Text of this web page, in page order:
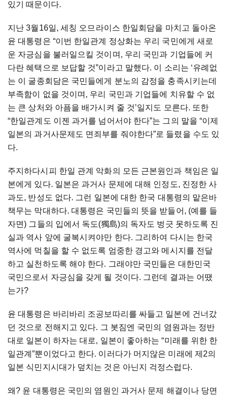
있기 때문이다.
지난 3월16일, 세칭 오므라이스 한일회담을 마치고 돌아온
윤 대통령은 “이번 한일관계 정상화는 우리 국민에게 새로
운 자긍심을 불러일으킬 것이며, 우리 국민과 기업들에 커
다란 혜택으로 보답할 것”이라고 말했다. 이 소리는 ‘유례없
는 이 굴종회담은 국민들에게 분노의 감정을 충족시키는데
부족함이 없을 것이며, 우리 국민과 기업들에 치유할 수 없
는 큰 상처와 아픔을 배가시켜 줄 것’일지도 모른다. 또한
“한일관계도 이젠 과거를 넘어서야 한다”는 그의 말을 “이제
일본의 과거사문제도 면죄부를 줘야한다”로 들렸을 수도 있
다.
주지하다시피 한일 관계 악화의 모든 근본원인과 책임은 일
본에게 있다. 일본은 과거사 문제에 대해 인정도, 진정한 사
과도, 반성도 없다. 그런 일본에 대한 한국 대통령의 맡은바
책무는 막대하다. 대통령은 국민들의 뜻을 받들어, (예를 들
자면) 그들의 입에서 독도(獨島)의 독자도 벙긋 못하도록 진
실과 역사 앞에 굴복시켜야만 한다. 그리하여 다시는 한국
역사에 먹칠을 할 수 없도록 엄중한 경고와 메시지를 전달
하고 실천하도록 해야 한다. 그래야만 국민들은 대한민국
국민으로서 자긍심을 갖게 될 것이다. 그런데 결과는 어땠
는가?
윤 대통령은 바리바리 조공보따리를 싸들고 일본에 건너갔
던 것으로 전해지고 있다. 그 봇짐엔 국민의 염원과는 정반
대로 일본이 하자는 대로, 일본이 좋아하는 “미래를 위한 한
일관계”뿐이었다고 한다. 이러다가 머지않은 미래에 제2의
일본 식민지시대가 덮치는 것은 아닌지 걱정스럽다.
왜? 윤 대통령은 국민의 염원인 과거사 문제 해결이나 당면